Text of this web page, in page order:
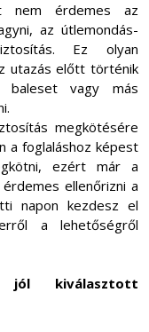
nem érdemes az
az útlemondás-
Ez olyan
utazás előtt történik
baleset vagy más
megkötésére
a foglaláshoz képest
ezért már a
ellenőrizni a
napon kezdesz el
a lehetőségről
kiválasztott